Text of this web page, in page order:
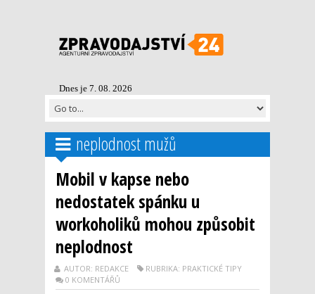
Dnes je 7. 08. 2026
neplodnost mužů
Mobil v kapse nebo
nedostatek spánku u
workoholiků mohou způsobit
neplodnost
AUTOR: REDAKCE
RUBRIKA: PRAKTICKÉ TIPY
0 KOMENTÁŘŮ